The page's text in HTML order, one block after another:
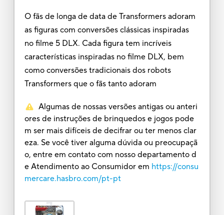
O fãs de longa de data de Transformers adoram
as figuras com conversões clássicas inspiradas
no filme 5 DLX. Cada figura tem incríveis
características inspiradas no filme DLX, bem
como conversões tradicionais dos robots
Transformers que o fãs tanto adoram
Algumas de nossas versões antigas ou anteri
ores de instruções de brinquedos e jogos pode
m ser mais difíceis de decifrar ou ter menos clar
eza. Se você tiver alguma dúvida ou preocupaçã
o, entre em contato com nosso departamento d
e Atendimento ao Consumidor em https://consu
mercare.hasbro.com/pt-pt